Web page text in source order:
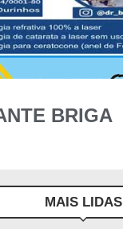
BRIGA
MAIS LIDAS